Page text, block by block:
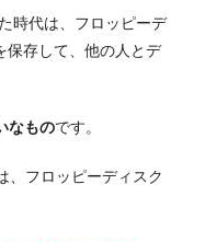
時代は、フロッピーデ
保存して、他の人とデ
なものです。
、フロッピーディスク